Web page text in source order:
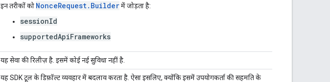
इन तरीकों को NonceRequest.Builderमें जोड़ता है:
sessionId
supportedApiFrameworks
यह सेवा की रिलीज़ है. इसमें कोई नई सुविधा नहीं है.
यह SDK टूल के डिफ़ॉल्ट व्यवहार में बदलाव करता है. ऐसा इसलिए, क्योंकि इसमें उपयोगकर्ता की सहमति के